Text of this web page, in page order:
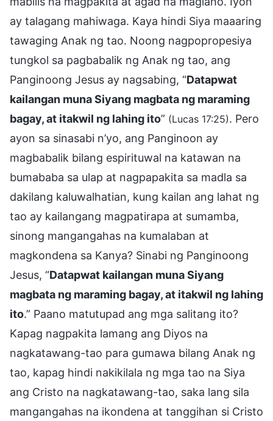
ay talagang mahiwaga. Kaya hindi Siya maaaring
tawaging Anak ng tao. Noong nagpopropesiya
tungkol sa pagbabalik ng Anak ng tao, ang
Panginoong Jesus ay nagsabing, “Datapwat
kailangan muna Siyang magbata ng maraming
bagay, at itakwil ng lahing ito” (Lucas 17:25). Pero
ayon sa sinasabi n’yo, ang Panginoon ay
magbabalik bilang espirituwal na katawan na
bumababa sa ulap at nagpapakita sa madla sa
dakilang kaluwalhatian, kung kailan ang lahat ng
tao ay kailangang magpatirapa at sumamba,
sinong mangangahas na kumalaban at
magkondena sa Kanya? Sinabi ng Panginoong
Jesus, “Datapwat kailangan muna Siyang
magbata ng maraming bagay, at itakwil ng lahing
ito.” Paano matutupad ang mga salitang ito?
Kapag nagpakita lamang ang Diyos na
nagkatawang-tao para gumawa bilang Anak ng
tao, kapag hindi nakikilala ng mga tao na Siya
ang Cristo na nagkatawang-tao, saka lang sila
mangangahas na ikondena at tanggihan si Cristo